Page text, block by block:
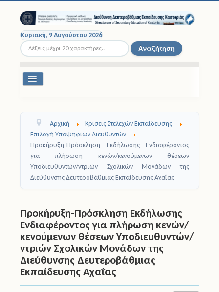
Κυριακή, 9 Αυγούστου 2026
Αναζήτηση... Αναζήτηση
Εναλλαγή
Σχολικές Μονάδες
Εκπαιδευτικοί
Μαθητές
Νομοθεσία
Άδειες
Έντυπα
Αρχική
Κρίσεις Στελεχών Εκπαίδευσης
Επιλογή Υποψηφίων Διευθυντών
Προκήρυξη-Πρόσκληση Εκδήλωσης Ενδιαφέροντος
για πλήρωση κενών/κενούμενων θέσεων
Υποδιευθυντών/ντριών Σχολικών Μονάδων της
Διεύθυνσης Δευτεροβάθμιας Εκπαίδευσης Αχαΐας
Προκήρυξη-Πρόσκληση Εκδήλωσης
Ενδιαφέροντος για πλήρωση κενών/
κενούμενων θέσεων Υποδιευθυντών/
ντριών Σχολικών Μονάδων της
Διεύθυνσης Δευτεροβάθμιας
Εκπαίδευσης Αχαΐας